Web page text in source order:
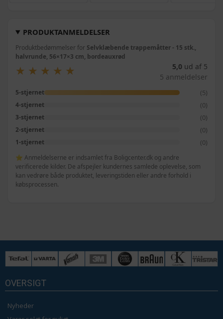
PRODUKTANMELDELSER
Produktbedømmelser for Selvklæbende trappemåtter - 15 stk.,
halvrunde, 56×17×3 cm, bordeauxrød
★
★ ★
★ ★
★ ★
★ ★
★ 5,0 ud af 5
5 anmeldelser
5-stjernet (5)
4-stjernet (0)
3-stjernet (0)
2-stjernet (0)
1-stjernet (0)
⭐ Anmeldelserne er indsamlet fra Boligcenter.dk og andre
verificerede kilder. De afspejler kundernes samlede oplevelse, som
kan vedrøre både produktet, leveringstiden eller andre forhold i
købsprocessen.
OVERSIGT
Nyheder